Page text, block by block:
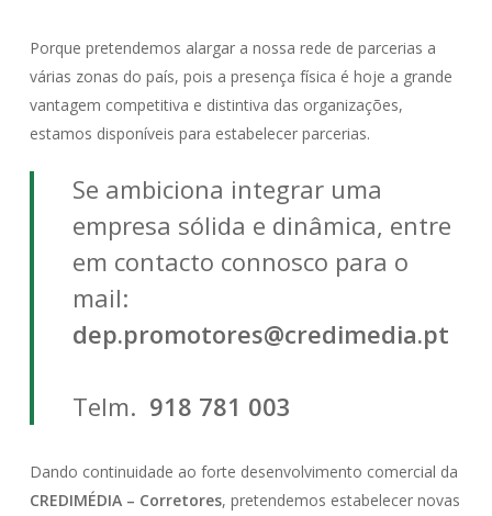
Porque pretendemos alargar a nossa rede de parcerias a
várias zonas do país, pois a presença física é hoje a grande
vantagem competitiva e distintiva das organizações,
estamos disponíveis para estabelecer parcerias.
Se ambiciona integrar uma
empresa sólida e dinâmica, entre
em contacto connosco para o
mail:
dep.promotores@credimedia.pt
Telm. 918 781 003
Dando continuidade ao forte desenvolvimento comercial da
CREDIMÉDIA – Corretores, pretendemos estabelecer novas